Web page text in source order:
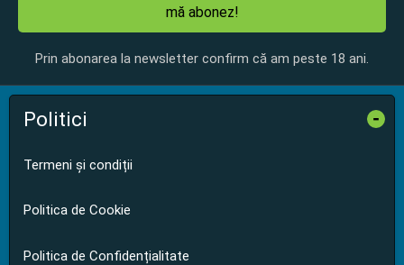
mă abonez!
Prin abonarea la newsletter confirm că am peste 18 ani.
Politici -
Termeni și condiții
Politica de Cookie
Politica de Confidențialitate